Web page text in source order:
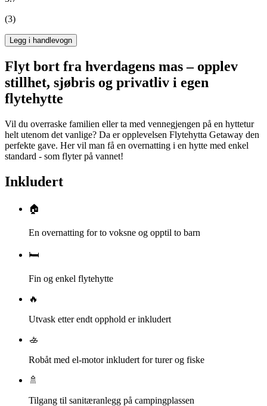
(3)
Legg i handlevogn
Flyt bort fra hverdagens mas – opplev
stillhet, sjøbris og privatliv i egen
flytehytte
Vil du overraske familien eller ta med vennegjengen på en hyttetur
helt utenom det vanlige? Da er opplevelsen Flytehytta Getaway den
perfekte gave. Her vil man få en overnatting i en hytte med enkel
standard - som flyter på vannet!
Inkludert
🏠
En overnatting for to voksne og opptil to barn
🛏️
Fin og enkel flytehytte
🔥
Utvask etter endt opphold er inkludert
🚣
Robåt med el-motor inkludert for turer og fiske
🚿
Tilgang til sanitæranlegg på campingplassen